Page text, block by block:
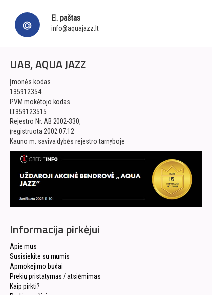
El. paštas
info@aquajazz.lt
UAB, AQUA JAZZ
Įmonės kodas
135912354
PVM mokėtojo kodas
LT359123515
Rejestro Nr. AB 2002-330,
įregistruota 2002.07.12
Kauno m. savivaldybės rejestro tarnyboje
Informacija pirkėjui
Apie mus
Susisiekite su mumis
Apmokėjimo būdai
Prekių pristatymas / atsiėmimas
Kaip pirkti?